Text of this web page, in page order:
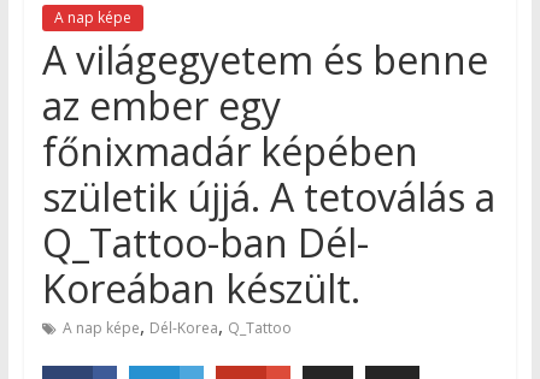
A nap képe
A világegyetem és benne
az ember egy
főnixmadár képében
születik újjá. A tetoválás a
Q_Tattoo-ban Dél-
Koreában készült.
A nap képe, Dél-Korea, Q_Tattoo